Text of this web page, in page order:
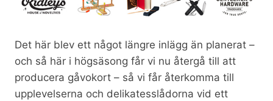
Det här blev ett något längre inlägg än planerat –
och så här i högsäsong får vi nu återgå till att
producera gåvokort – så vi får återkomma till
upplevelserna och delikatesslådorna vid ett